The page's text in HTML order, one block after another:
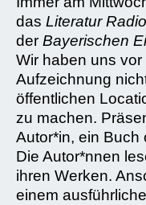
das Literatur
der Bayerischen
Wir haben uns
Aufzeichnung
öffentlichen
zu machen.
Autor*in, ein Buch
Die Autor*nnen
ihren Werken.
einem